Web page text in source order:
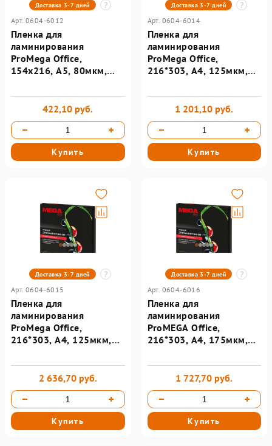
Доставка 3-7 дней
Арт. 0604-6012
Пленка для
ламинирования
ProMega Office,
154x216, А5, 80мкм,
422,10 руб.
Купить
Доставка 3-7 дней
Арт. 0604-6014
Пленка для
ламинирования
ProMega Office,
216*303, А4, 125мкм,
1 201,10 руб.
Купить
Доставка 3-7 дней
Арт. 0604-6015
Пленка для
ламинирования
ProMega Office,
216*303, А4, 125мкм,
2 636,70 руб.
Купить
Доставка 3-7 дней
Арт. 0604-6016
Пленка для
ламинирования
ProMEGA Office,
216*303, А4, 175мкм,
1 727,70 руб.
Купить